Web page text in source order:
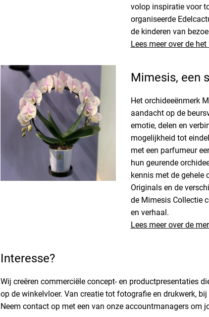
volop inspiratie voor
organiseerde
de kinderen van
Lees meer over de
Mimesis, een
Het orchideeënmerk
aandacht op de
emotie, delen en
mogelijkheid tot
met een parfumeur
hun geurende
kennis met de gehele
Originals en de
de Mimesis Collectie
en verhaal.
Lees meer over de
Interesse?
Wij creëren commerciële concept- en productpresentaties
op de winkelvloer. Van creatie tot fotografie en drukwerk,
Neem contact op met een van onze accountmanagers om